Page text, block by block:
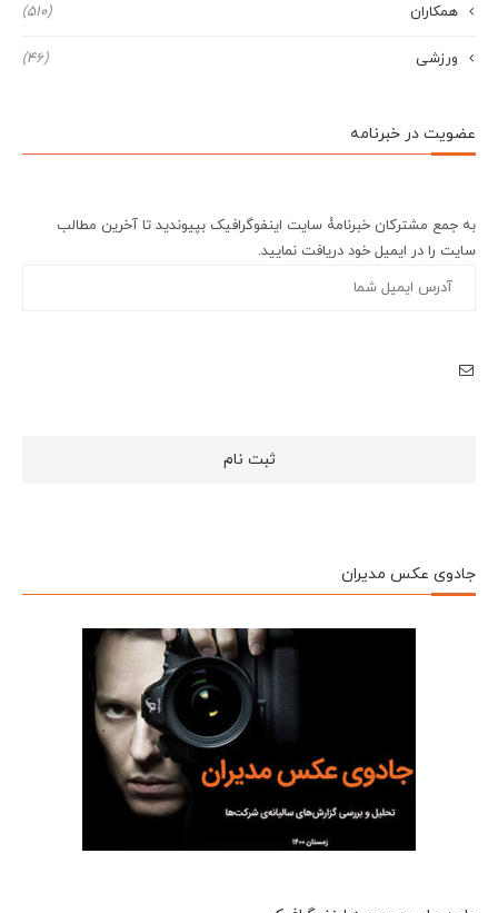
همکاران (510)
ورزشی (46)
عضویت در خبرنامه
به جمع مشترکان خبرنامۀ سایت اینفوگرافیک بپیوندید تا آخرین مطالب
سایت را در ایمیل خود دریافت نمایید.
جادوی عکس مدیران